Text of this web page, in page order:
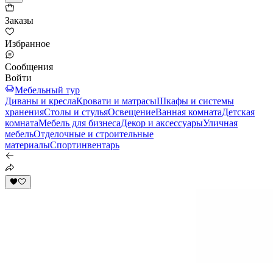
Заказы
Избранное
Сообщения
Войти
Мебельный тур
Диваны и креслаКровати и матрасыШкафы и системы
храненияСтолы и стульяОсвещениеВанная комнатаДетская
комнатаМебель для бизнесаДекор и аксессуарыУличная
мебельОтделочные и строительные
материалыСпортинвентарь